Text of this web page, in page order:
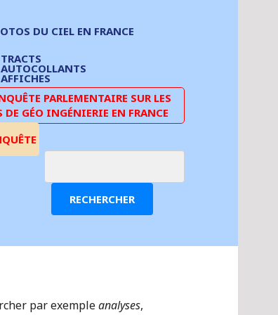
DU CIEL EN FRANCE
TRACTS
AUTOCOLLANTS
AFFICHES
PARLEMENTAIRE SUR LES
DE GÉO INGÉNIERIE EN FRANCE
RECHERCHER
par exempleanalyses,